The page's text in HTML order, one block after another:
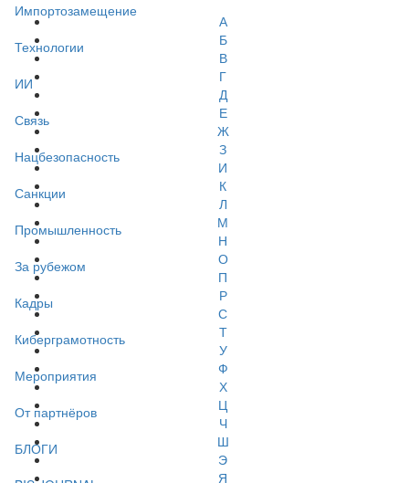
Импортозамещение
Технологии
ИИ
Связь
Нацбезопасность
Санкции
Промышленность
За рубежом
Кадры
Киберграмотность
Мероприятия
От партнёров
БЛОГИ
А
Б
В
Г
Д
Е
Ж
З
И
К
Л
М
Н
О
П
Р
С
Т
У
Ф
Х
Ц
Ч
Ш
Э
Я